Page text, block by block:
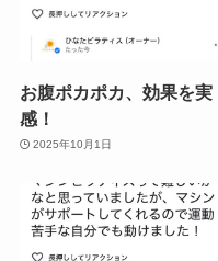
お腹ポカポカ、効果を実
感！
2025年10月1日